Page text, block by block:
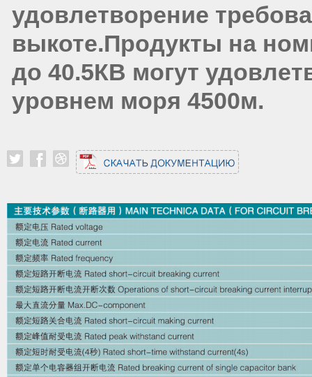
удовлетворение
выкоте.Продукты на
до 40.5КВ могут
уровнем моря 4500м.